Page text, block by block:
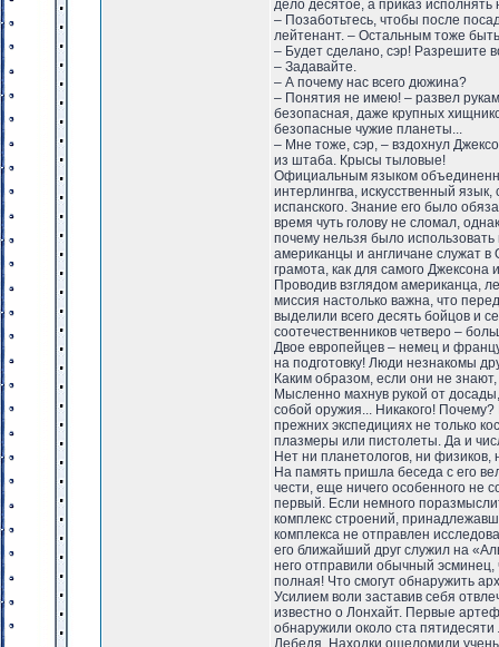
дело десятое, а приказ
– Позаботьтесь, чтобы после
лейтенант. – Остальным тоже
– Будет сделано, сэр! Разрешите
– Задавайте.
– А почему нас всего дюжина?
– Понятия не имею! – развел
безопасная, даже крупных
безопасные чужие планеты...
– Мне тоже, сэр, – вздохнул
из штаба. Крысы тыловые!
Официальным языком
интерлингва, искусственный язык,
испанского. Знание его было
время чуть голову не сломал,
почему нельзя было
американцы и англичане служат
грамота, как для самого Джексона
Проводив взглядом американца,
миссия настолько важна, что
выделили всего десять бойцов и
соотечественников четверо –
Двое европейцев – немец и
на подготовку! Люди незнакомы
Каким образом, если они не
Мысленно махнув рукой от
собой оружия... Никакого!
прежних экспедициях не только
плазмеры или пистолеты. Да и
Нет ни планетологов, ни физиков,
На память пришла беседа с его
чести, еще ничего особенного не
первый. Если немного
комплекс строений,
комплекса не отправлен
его ближайший друг служил на
него отправили обычный
полная! Что смогут обнаружить
Усилием воли заставив себя
известно о Лонхайт. Первые
обнаружили около ста
Лебедя. Находки ошеломили